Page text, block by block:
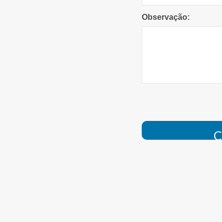
Observação: